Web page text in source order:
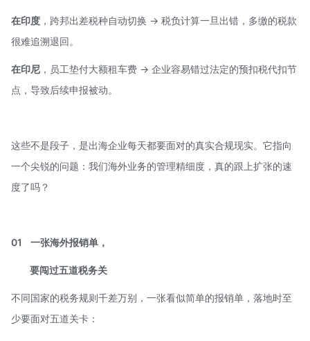
在印度 ，跨邦出差税种自动切换 → 税负计算一旦出错，多缴的税款
很难追溯退回。
在印尼 ，员工垫付大额租车费 → 企业容易错过法定的预扣税代扣节
点，导致后续申报被动。
这些不是段子，是出海企业每天都要面对的真实合规现实。它指向
一个尖锐的问题：我们海外业务的管理精细度，真的跟上扩张的速
度了吗？
01 一张海外报销单，
要闯过五道税务关
不同国家的税务规则千差万别，一张看似简单的报销单，落地时至
少要面对五道关卡：